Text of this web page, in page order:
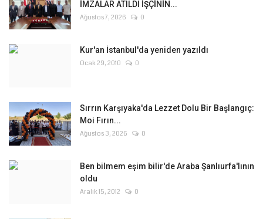
İMZALAR ATILDI İŞÇİNİN...
Ağustos 7, 2026 0
Kur'an İstanbul'da yeniden yazıldı
Ocak 29, 2010 0
Sırrın Karşıyaka'da Lezzet Dolu Bir Başlangıç:
Moi Fırın...
Ağustos 3, 2026 0
Ben bilmem eşim bilir'de Araba Şanlıurfa'lının
oldu
Aralık 15, 2012 0